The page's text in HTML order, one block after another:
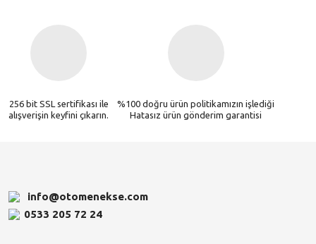
256 bit SSL sertifikası ile
alışverişin keyfini çıkarın.
%100 doğru ürün politikamızın işlediği
Hatasız ürün gönderim garantisi
info@otomenekse.com
0533 205 72 24